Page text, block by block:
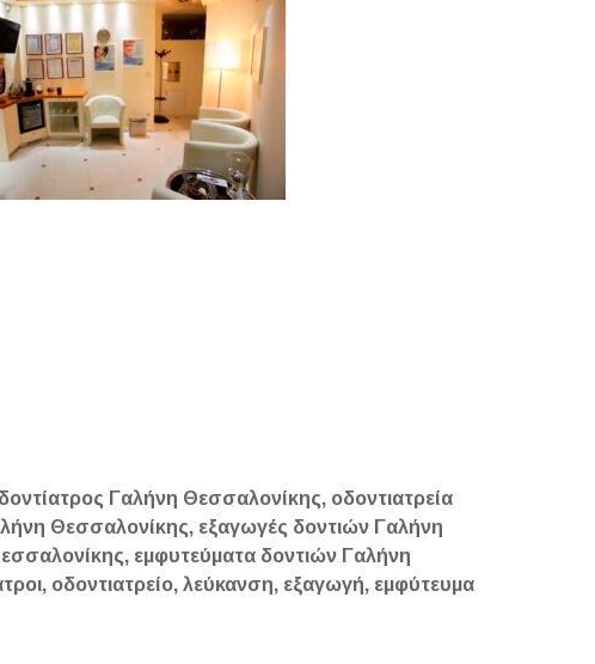
Γαλήνη Θεσσαλονίκης, οδοντιατρεία
Θεσσαλονίκης, εξαγωγές δοντιών Γαλήνη
εμφυτεύματα δοντιών Γαλήνη
οδοντιατρείο, λεύκανση, εξαγωγή, εμφύτευμα